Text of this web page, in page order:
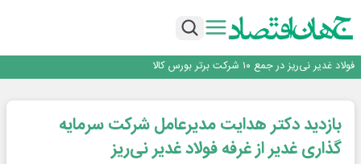
منطقه‌ای
*پیام دکتر اسلام کریمی به مناسبت روز خبرنگار*
فولاد غدیر نی‌ریز در جمع ۱۰ شرکت برتر بورس کالا
ایران، شریک راهبردی اتحادیه اقتصادی اوراسیا در مسیر توسعه تجارت و همگرایی
منطقه‌ای
*پیام دکتر اسلام کریمی به مناسبت روز خبرنگار*
توسعه زنجیره صنعت مس با تکیه بر اکتشاف و مدل‌های نوین تأمین مالی
بازدید دکتر هدایت مدیرعامل شرکت سرمایه
گذاری غدیر از غرفه فولاد غدیر نی‌ریز